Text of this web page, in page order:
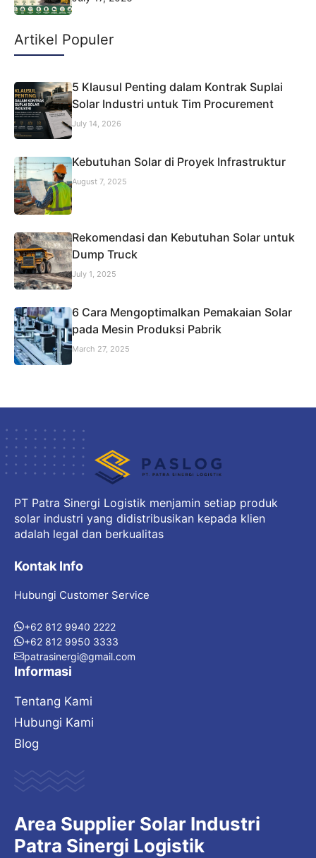
Artikel Populer
5 Klausul Penting dalam Kontrak Suplai
Solar Industri untuk Tim Procurement
July 14, 2026
Kebutuhan Solar di Proyek Infrastruktur
August 7, 2025
Rekomendasi dan Kebutuhan Solar untuk
Dump Truck
July 1, 2025
6 Cara Mengoptimalkan Pemakaian Solar
pada Mesin Produksi Pabrik
March 27, 2025
PT Patra Sinergi Logistik menjamin setiap produk
solar industri yang didistribusikan kepada klien
adalah legal dan berkualitas
Kontak Info
Hubungi Customer Service
+62 812 9940 2222
+62 812 9950 3333
patrasinergi@gmail.com
Informasi
Tentang Kami
Hubungi Kami
Blog
Area Supplier Solar Industri
Patra Sinergi Logistik